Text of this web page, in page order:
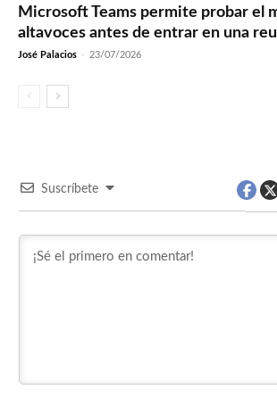
Microsoft Teams permite probar el
altavoces antes de entrar en una
José Palacios - 23/07/2026
Suscríbete